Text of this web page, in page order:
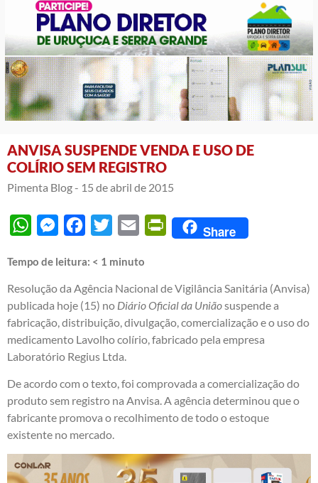
ANVISA SUSPENDE VENDA E USO DE
COLÍRIO SEM REGISTRO
Pimenta Blog - 15 de abril de 2015
WhatsAppMessengerFacebook
Twitter Email PrintFriendly
Share
Tempo de leitura: < 1 minuto
Resolução da Agência Nacional de Vigilância Sanitária (Anvisa)
publicada hoje (15) no Diário Oficial da Uniãosuspende a
fabricação, distribuição, divulgação, comercialização e o uso do
medicamento Lavolho colírio, fabricado pela empresa
Laboratório Regius Ltda.
De acordo com o texto, foi comprovada a comercialização do
produto sem registro na Anvisa. A agência determinou que o
fabricante promova o recolhimento de todo o estoque
existente no mercado.